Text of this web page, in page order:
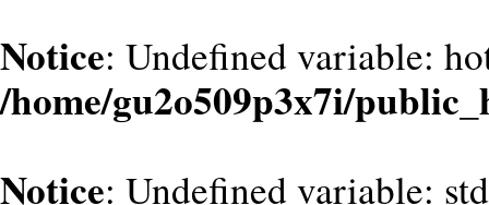
Notice: Undefined variable:
/home/gu2o509p3x7i/
Notice: Undefined variable: